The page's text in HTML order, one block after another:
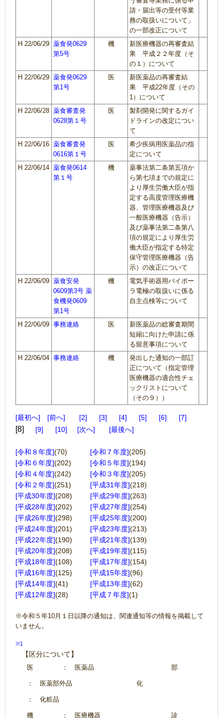
請・届出等の受付等業
務の取扱いについて」
の一部改正について
H 22/06/29 薬食発0629
第5号
機
新医療機器の再審査結
果 平成２２年度（そ
の１）について
H 22/06/29 薬食発0629
第1号
医
新医薬品の再審査結
果 平成22年度（その
1）について
H 22/06/28 薬食審査発
0628第１号
医
製剤開発に関するガイ
ドラインの改定につい
て
H 22/06/16 薬食審査発
0616第１号
医
希少疾病用医薬品の指
定について
H 22/06/14 薬食発0614
第１号
機
薬事法第二条第五項か
ら第七項までの規定に
より厚生労働大臣が指
定する高度管理医療機
器、管理医療機器及び
一般医療機器（告示）
及び薬事法第二条第八
項の規定により厚生労
働大臣が指定する特定
保守管理医療機器（告
示）の改正について
H 22/06/09 薬食安発
0609第3号 薬
食機発0609
第1号
機
電気手術器用バイポー
ラ電極の取扱いに係る
自主点検等について
H 22/06/09 事務連絡 医
新医薬品の総審査期間
短縮に向けた申請に係
る留意事項について
H 22/06/04 事務連絡 機
発出した通知の一部訂
正について（指定管理
医療機器の適合性チェ
ックリストについて
（その９））
最初へ 前へ 2 3 4 5 6 7
8 9 10 次へ 最後へ
[令和８年度](70) [令和７年度](205)
[令和６年度](202) [令和５年度](194)
[令和４年度](242) [令和３年度](205)
[令和２年度](251) [平成31年度](218)
[平成30年度](208) [平成29年度](263)
[平成28年度](202) [平成27年度](254)
[平成26年度](298) [平成25年度](200)
[平成24年度](201) [平成23年度](213)
[平成22年度](190) [平成21年度](139)
[平成20年度](208) [平成19年度](115)
[平成18年度](108) [平成17年度](154)
[平成16年度](125) [平成15年度](96)
[平成14年度](41) [平成13年度](62)
[平成12年度](28) [平成７年度](1)
※令和５年10月１日以降の通知は、関連通知等の情報を掲載して
いません。
※1
【区分について】
医 ： 医薬品 部
： 医薬部外品 化
： 化粧品
機 ： 医療機器 診